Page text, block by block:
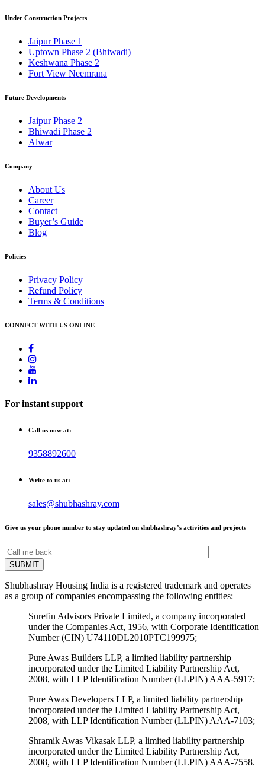
Under Construction Projects
Jaipur Phase 1
Uptown Phase 2 (Bhiwadi)
Keshwana Phase 2
Fort View Neemrana
Future Developments
Jaipur Phase 2
Bhiwadi Phase 2
Alwar
Company
About Us
Career
Contact
Buyer’s Guide
Blog
Policies
Privacy Policy
Refund Policy
Terms & Conditions
CONNECT WITH US ONLINE
For instant support
Call us now at:
9358892600
Write to us at:
sales@shubhashray.com
Give us your phone number to stay updated on shubhashray’s activities and projects
Shubhashray Housing India is a registered trademark and operates
as a group of companies encompassing the following entities:
Surefin Advisors Private Limited, a company incorporated
under the Companies Act, 1956, with Corporate Identification
Number (CIN) U74110DL2010PTC199975;
Pure Awas Builders LLP, a limited liability partnership
incorporated under the Limited Liability Partnership Act,
2008, with LLP Identification Number (LLPIN) AAA-5917;
Pure Awas Developers LLP, a limited liability partnership
incorporated under the Limited Liability Partnership Act,
2008, with LLP Identification Number (LLPIN) AAA-7103;
Shramik Awas Vikasak LLP, a limited liability partnership
incorporated under the Limited Liability Partnership Act,
2008, with LLP Identification Number (LLPIN) AAA-7558.